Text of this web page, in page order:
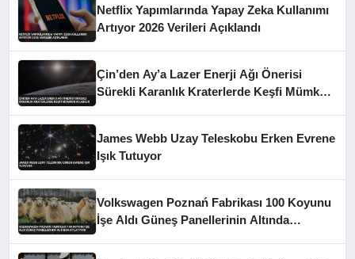
Netflix Yapımlarında Yapay Zeka Kullanımı
Artıyor 2026 Verileri Açıklandı
Çin’den Ay’a Lazer Enerji Ağı Önerisi
Sürekli Karanlık Kraterlerde Keşfi Mümkün
James Webb Uzay Teleskobu Erken Evrene
Işık Tutuyor
Volkswagen Poznań Fabrikası 100 Koyunu
İşe Aldı Güneş Panellerinin Altında